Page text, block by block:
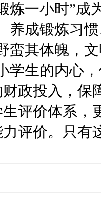
炼一小时”成
养成锻炼习
蛮其体魄，
学生的内心
政投入，保
评价体系，
评价。只有